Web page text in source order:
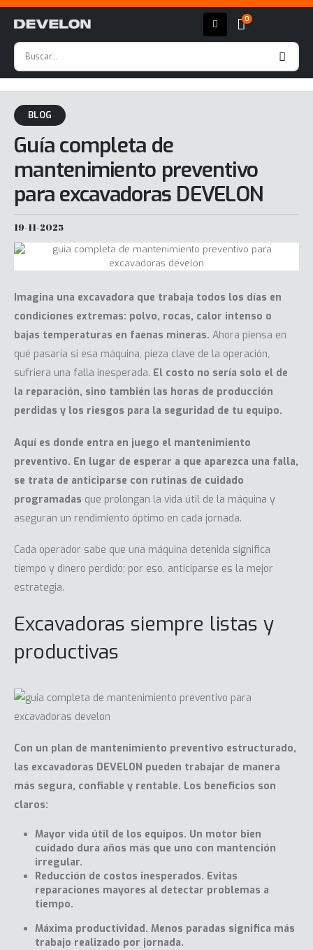
0
BLOG
Guía completa de
mantenimiento preventivo
para excavadoras DEVELON
19-11-2025
Imagina una excavadora que trabaja todos los días en
condiciones extremas: polvo, rocas, calor intenso o
bajas temperaturas en faenas mineras. Ahora piensa en
qué pasaría si esa máquina, pieza clave de la operación,
sufriera una falla inesperada. El costo no sería solo el de
la reparación, sino también las horas de producción
perdidas y los riesgos para la seguridad de tu equipo.
Aquí es donde entra en juego el mantenimiento
preventivo. En lugar de esperar a que aparezca una falla,
se trata de anticiparse con rutinas de cuidado
programadas que prolongan la vida útil de la máquina y
aseguran un rendimiento óptimo en cada jornada.
Cada operador sabe que una máquina detenida significa
tiempo y dinero perdido; por eso, anticiparse es la mejor
estrategia.
Excavadoras siempre listas y
productivas
Con un plan de mantenimiento preventivo estructurado,
las excavadoras DEVELON pueden trabajar de manera
más segura, confiable y rentable. Los beneficios son
claros:
Mayor vida útil de los equipos. Un motor bien
cuidado dura años más que uno con mantención
irregular.
Reducción de costos inesperados. Evitas
reparaciones mayores al detectar problemas a
tiempo.
Máxima productividad. Menos paradas significa más
trabajo realizado por jornada.